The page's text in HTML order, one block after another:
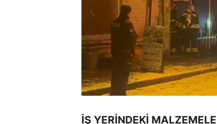
İŞ YERİNDEKİ